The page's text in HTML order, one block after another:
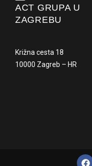
ACT GRUPA U
ZAGREBU
Križna cesta 18
10000 Zagreb – HR
F